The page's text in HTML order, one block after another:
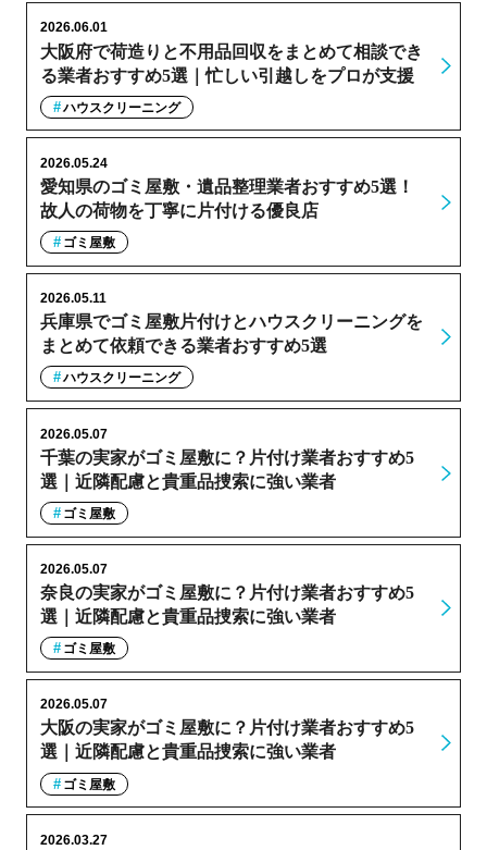
大阪府で荷造りと不用品回収をまとめて相談でき
る業者おすすめ5選｜忙しい引越しをプロが支援
2026.06.01
ハウスクリーニング
愛知県のゴミ屋敷・遺品整理業者おすすめ5選！
故人の荷物を丁寧に片付ける優良店
2026.05.24
ゴミ屋敷
兵庫県でゴミ屋敷片付けとハウスクリーニングを
まとめて依頼できる業者おすすめ5選
2026.05.11
ハウスクリーニング
千葉の実家がゴミ屋敷に？片付け業者おすすめ5
選｜近隣配慮と貴重品捜索に強い業者
2026.05.07
ゴミ屋敷
奈良の実家がゴミ屋敷に？片付け業者おすすめ5
選｜近隣配慮と貴重品捜索に強い業者
2026.05.07
ゴミ屋敷
大阪の実家がゴミ屋敷に？片付け業者おすすめ5
選｜近隣配慮と貴重品捜索に強い業者
2026.05.07
ゴミ屋敷
2026.03.27